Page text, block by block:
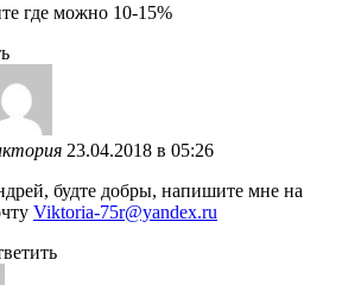
где можно 10-15%
23.04.2018 в 05:26
будте добры, напишите мне на
Viktoria-75r@yandex.ru